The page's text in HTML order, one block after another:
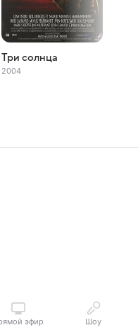
Три солнца
2004
эфир Шоу